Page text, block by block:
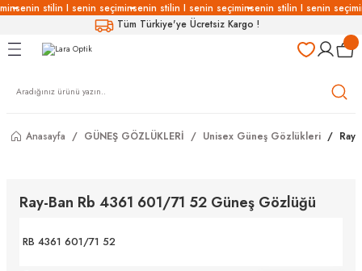
senin stilin I senin seçiminsenin stilin I senin seçiminsenin stilin I senin
Tüm Türkiye'ye Ücretsiz Kargo !
Geri Dön
Geri Dön
Geri Dön
Geri Dön
Anasayfa GÜNEŞ GÖZLÜKLERİ Unisex Güneş Gözlükleri
Ray-Ban Rb 4361 601/71 52 Güneş Gözlüğü
RB 4361 601/71 52